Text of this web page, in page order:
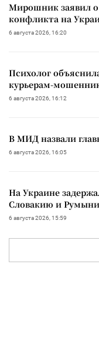
Мирошник заявил
конфликта на
6 августа 2026, 16:20
Психолог
курьерам-
6 августа 2026, 16:12
В МИД назвали
6 августа 2026, 16:05
На Украине
Словакию и
6 августа 2026, 15:59